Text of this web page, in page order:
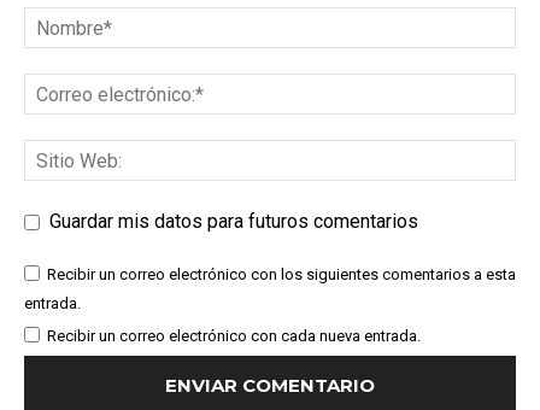
Guardar mis datos para futuros comentarios
Recibir un correo electrónico con los siguientes comentarios a esta
entrada.
Recibir un correo electrónico con cada nueva entrada.